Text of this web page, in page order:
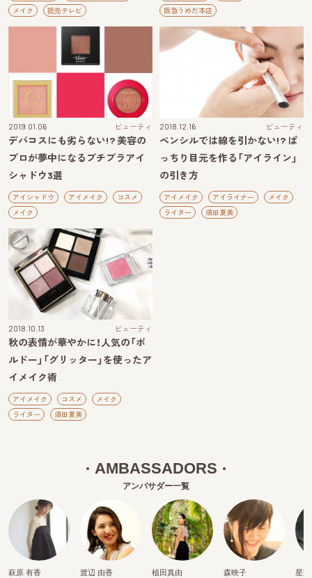
メイク
読売テレビ
阪急うめだ本店
2019.01.06 ビューティ
デパコスにも劣らない!? 美容の
プロが夢中になるプチプラアイ
シャドウ3選
アイシャドウ アイメイク
コスメ
メイク
2018.12.16 ビューティ
ペンシルでは線を引かない!? ぱ
っちり目元を作る「アイライン」
の引き方
アイメイク アイライナー
メイク
ライター
須田夏美
2018.10.13 ビューティ
秋の表情が華やかに！人気の「ボ
ルドー」「グリッター」を使ったア
イメイク術
アイメイク コスメ
メイク
ライター
須田夏美
AMBASSADORS
アンバサダー一覧
萩原 有香 渡辺 由香 植田真由 森映子 星野